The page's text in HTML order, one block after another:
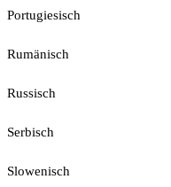
Portugiesisch
Rumänisch
Russisch
Serbisch
Slowenisch